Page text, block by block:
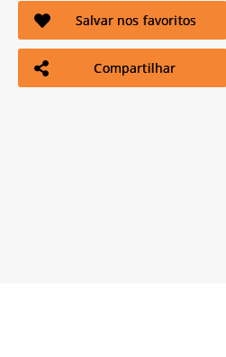
Salvar nos favoritos
Compartilhar